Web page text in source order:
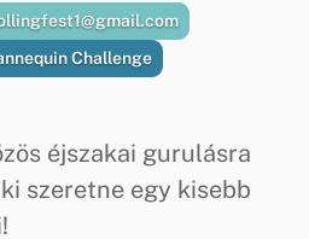
Challenge
éjszakai gurulásra
szeretne egy kisebb